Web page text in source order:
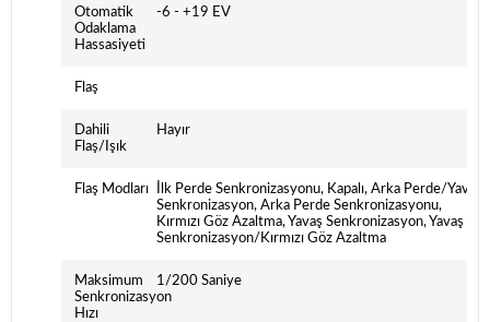
Otomatik
Odaklama
Hassasiyeti
-6 - +19 EV
Flaş
Dahili
Flaş/Işık
Hayır
Flaş Modları
İlk Perde Senkronizasyonu, Kapalı, Arka Perde/Yavaş
Senkronizasyon, Arka Perde Senkronizasyonu,
Kırmızı Göz Azaltma, Yavaş Senkronizasyon, Yavaş
Senkronizasyon/Kırmızı Göz Azaltma
Maksimum
Senkronizasyon
Hızı
1/200 Saniye